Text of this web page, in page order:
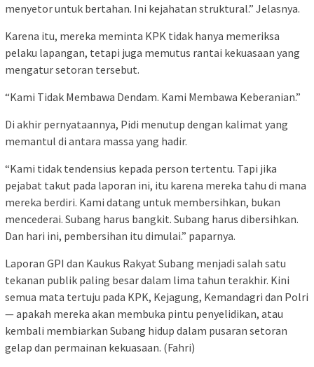
menyetor untuk bertahan. Ini kejahatan struktural.” Jelasnya.
Karena itu, mereka meminta KPK tidak hanya memeriksa
pelaku lapangan, tetapi juga memutus rantai kekuasaan yang
mengatur setoran tersebut.
“Kami Tidak Membawa Dendam. Kami Membawa Keberanian.”
Di akhir pernyataannya, Pidi menutup dengan kalimat yang
memantul di antara massa yang hadir.
“Kami tidak tendensius kepada person tertentu. Tapi jika
pejabat takut pada laporan ini, itu karena mereka tahu di mana
mereka berdiri. Kami datang untuk membersihkan, bukan
mencederai. Subang harus bangkit. Subang harus dibersihkan.
Dan hari ini, pembersihan itu dimulai.” paparnya.
Laporan GPI dan Kaukus Rakyat Subang menjadi salah satu
tekanan publik paling besar dalam lima tahun terakhir. Kini
semua mata tertuju pada KPK, Kejagung, Kemandagri dan Polri
— apakah mereka akan membuka pintu penyelidikan, atau
kembali membiarkan Subang hidup dalam pusaran setoran
gelap dan permainan kekuasaan. (Fahri)